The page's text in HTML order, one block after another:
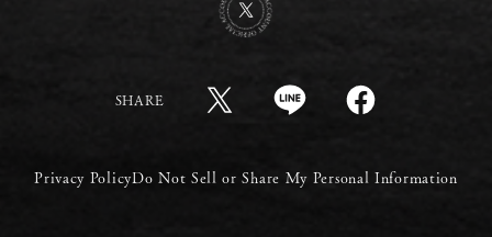
SHARE
Privacy PolicyDo Not Sell or Share My Personal Information